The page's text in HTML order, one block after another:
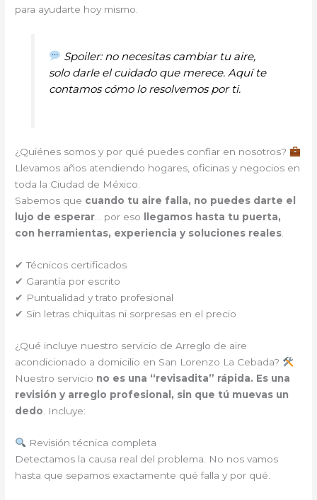
para ayudarte hoy mismo.
Spoiler: no necesitas cambiar tu aire,
solo darle el cuidado que merece. Aquí te
contamos cómo lo resolvemos por ti.
¿Quiénes somos y por qué puedes confiar en nosotros?
Llevamos años atendiendo hogares, oficinas y negocios en
toda la Ciudad de México.
Sabemos que cuando tu aire falla, no puedes darte el
lujo de esperar… por eso
llegamos hasta tu puerta,
con herramientas, experiencia y soluciones reales.
✔ Técnicos certificados
✔ Garantía por escrito
✔ Puntualidad y trato profesional
✔ Sin letras chiquitas ni sorpresas en el precio
¿Qué incluye nuestro servicio de Arreglo de aire
acondicionado a domicilio en San Lorenzo La Cebada?
Nuestro servicio no es una “revisadita” rápida. Es una
revisión y arreglo profesional, sin que tú muevas un
dedo . Incluye:
Revisión técnica completa
Detectamos la causa real del problema. No nos vamos
hasta que sepamos exactamente qué falla y por qué.